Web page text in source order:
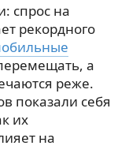
спрос на
рекордного
а
реже.
показали себя
их
на